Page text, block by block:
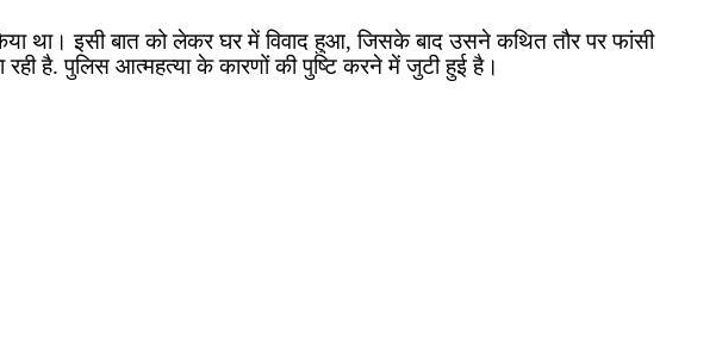
था। इसी बात को लेकर घर में विवाद हुआ,जिसके बाद उसने कथित तौर पर फांसी
है. पुलिस आत्महत्या के कारणों की पुष्टि करने में जुटी हुई है।